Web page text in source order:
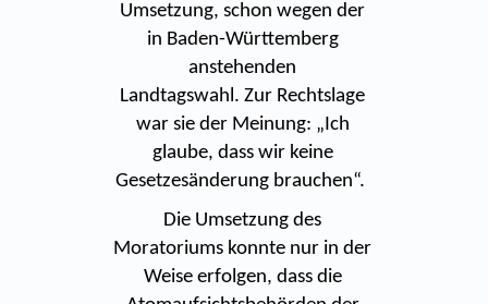
Umsetzung, schon wegen der
in Baden-Württemberg
anstehenden
Landtagswahl. Zur Rechtslage
war sie der Meinung: „Ich
glaube, dass wir keine
Gesetzesänderung brauchen“.
Die Umsetzung des
Moratoriums konnte nur in der
Weise erfolgen, dass die